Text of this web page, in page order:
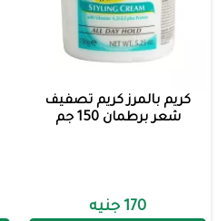
كريم بالمرز كريم تصفيف
شعر برطمان 150 جم
170 جنيه